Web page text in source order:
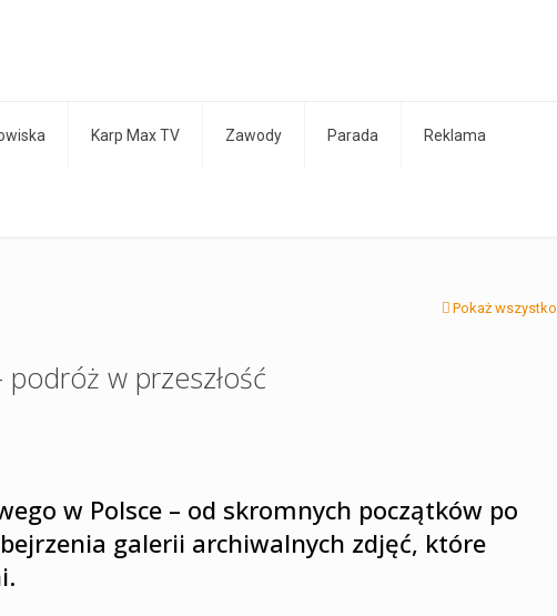
Karp Max TV Zawody Parada Reklama
Pokaż wszystko
w przeszłość
w Polsce – od skromnych początków po
galerii archiwalnych zdjęć, które